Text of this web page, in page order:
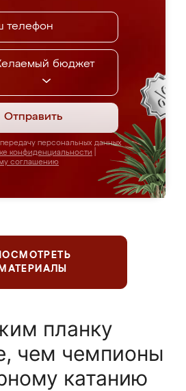
бюджет
Отправить
персональных данных
конфиденциальности
соглашению
МАТЕРИАЛЫ
планку
чем чемпионы
катанию